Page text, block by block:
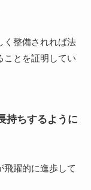
く整備されれば法
ことを証明してい
持ちするように
飛躍的に進歩して